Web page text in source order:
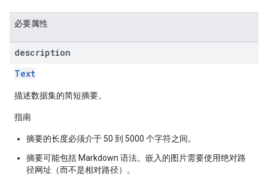
必要属性
description
Text
描述数据集的简短摘要。
指南
摘要的长度必须介于 50 到 5000 个字符之间。
摘要可能包括 Markdown 语法。嵌入的图片需要使用绝对路
径网址（而不是相对路径）。